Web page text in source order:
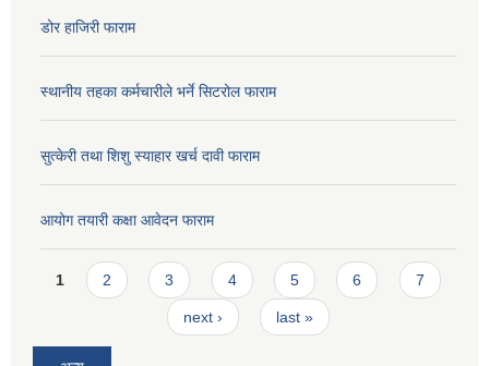
डोर हाजिरी फाराम
स्थानीय तहका कर्मचारीले भर्ने सिटरोल फाराम
सुत्केरी तथा शिशु स्याहार खर्च दावी फाराम
आयोग तयारी कक्षा आवेदन फाराम
Pages
1 2 3 4 5 6 7
next › last »